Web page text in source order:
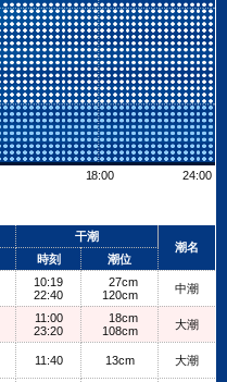
18:00 24:00
干潮
潮名
時刻 潮位
10:19
22:40
27cm
120cm
中潮
11:00
23:20
18cm
108cm
大潮
11:40 13cm 大潮